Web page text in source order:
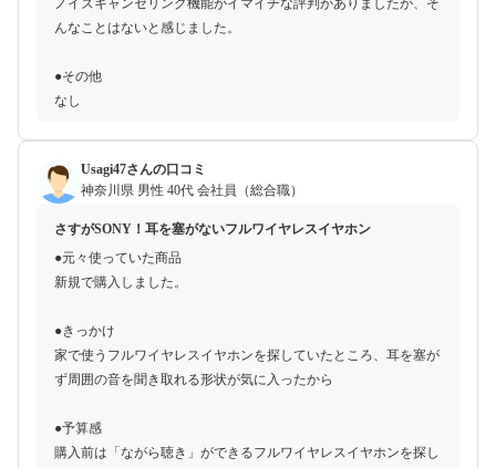
ノイズキャンセリング機能がイマイチな評判がありましたが、そ
んなことはないと感じました。
●その他
なし
Usagi47さんの口コミ
神奈川県 男性 40代 会社員（総合職）
さすがSONY！耳を塞がないフルワイヤレスイヤホン
●元々使っていた商品
新規で購入しました。
●きっかけ
家で使うフルワイヤレスイヤホンを探していたところ、耳を塞が
ず周囲の音を聞き取れる形状が気に入ったから
●予算感
購入前は「ながら聴き」ができるフルワイヤレスイヤホンを探し